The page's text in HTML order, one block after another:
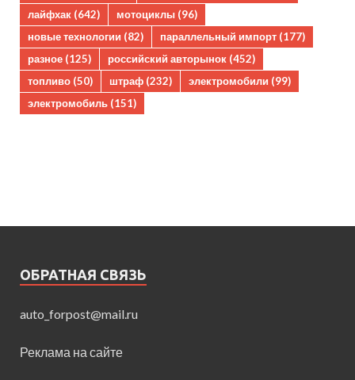
лайфхак (642) мотоциклы (96)
новые технологии (82) параллельный импорт (177)
разное (125) российский авторынок (452)
топливо (50) штраф (232) электромобили (99)
электромобиль (151)
ОБРАТНАЯ СВЯЗЬ
auto_forpost@mail.ru
Реклама на сайте